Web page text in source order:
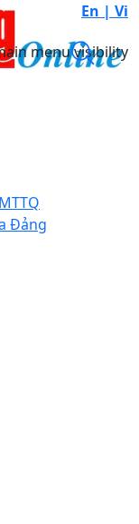
En | Vi
menu visibility
Đảng